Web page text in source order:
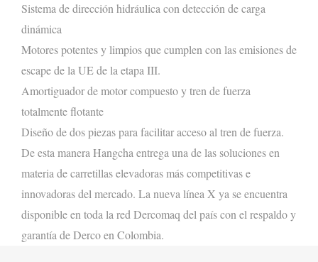
Sistema de dirección hidráulica con detección de carga
dinámica
Motores potentes y limpios que cumplen con las emisiones de
escape de la UE de la etapa III.
Amortiguador de motor compuesto y tren de fuerza
totalmente flotante
Diseño de dos piezas para facilitaracceso al tren de fuerza.
De esta manera Hangcha entrega una de las soluciones en
materia de carretillas elevadoras más competitivas e
innovadoras del mercado. La nueva línea X ya se encuentra
disponible en toda la red Dercomaq del país con el respaldo y
garantía de Derco en Colombia.